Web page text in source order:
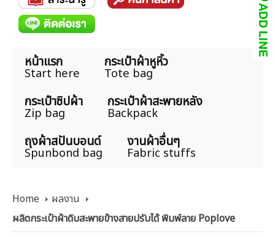
หน้าแรก
Start here
กระเป๋าผ้าหูหิ้ว
Tote bag
กระเป๋าซิปผ้า
Zip bag
กระเป๋าผ้าสะพายหลัง
Backpack
ถุงผ้าสปันบอนด์
Spunbond bag
งานผ้าอื่นๆ
Fabric stuffs
Home
ผลงาน
ผลิตกระเป๋าผ้าดิบสะพายข้างสายปรับได้ พิมพ์ลาย Poplove